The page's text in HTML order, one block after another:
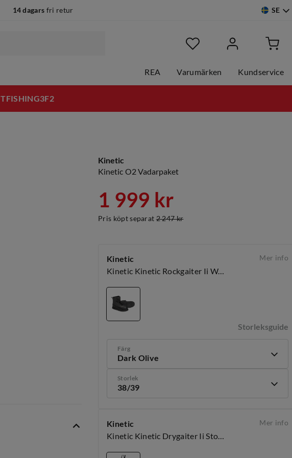
14 dagars fri retur SE
REA Varumärken Kundservice
Kinetic
Kinetic O2 Vadarpaket
1 999 kr
Pris köpt separat 2 247 kr
Kinetic
Kinetic Kinetic Rockgaiter Ii Wading Boot Dark Olive
Mer info
Storleksguide
Färg
Dark Olive
Storlek
38/39
Kinetic
Kinetic Kinetic Drygaiter Ii Stockingfoot
Mer info